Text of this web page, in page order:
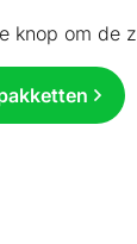
knop om de